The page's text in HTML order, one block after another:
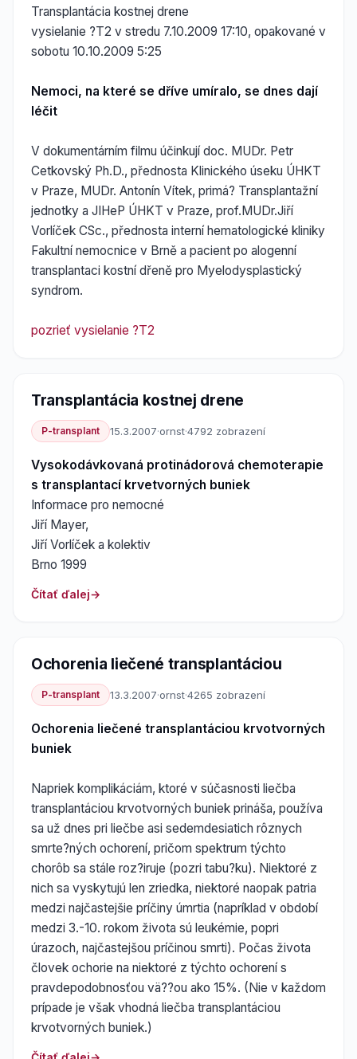
Transplantácia kostnej drene
vysielanie ?T2 v stredu 7.10.2009 17:10, opakované v
sobotu 10.10.2009 5:25
Nemoci, na které se dříve umíralo, se dnes dají
léčit
V dokumentárním filmu účinkují doc. MUDr. Petr
Cetkovský Ph.D., přednosta Klinického úseku ÚHKT
v Praze, MUDr. Antonín Vítek, primá? Transplantažní
jednotky a JIHeP ÚHKT v Praze, prof.MUDr.Jiří
Vorlíček CSc., přednosta interní hematologické kliniky
Fakultní nemocnice v Brně a pacient po alogenní
transplantaci kostní dřeně pro Myelodysplastický
syndrom.
pozrieť vysielanie ?T2
Transplantácia kostnej drene
P-transplant 15.3.2007·ornst·4792 zobrazení
Vysokodávkovaná protinádorová chemoterapie
s transplantací krvetvorných buniek
Informace pro nemocné
Jiří Mayer,
Jiří Vorlíček a kolektiv
Brno 1999
Čítať ďalej
Ochorenia liečené transplantáciou
P-transplant 13.3.2007·ornst·4265 zobrazení
Ochorenia liečené transplantáciou krvotvorných
buniek
Napriek komplikáciám, ktoré v súčasnosti liečba
transplantáciou krvotvorných buniek prináša, používa
sa už dnes pri liečbe asi sedemdesiatich rôznych
smrte?ných ochorení, pričom spektrum týchto
chorôb sa stále roz?iruje (pozri tabu?ku). Niektoré z
nich sa vyskytujú len zriedka, niektoré naopak patria
medzi najčastejšie príčiny úmrtia (napríklad v období
medzi 3.-10. rokom života sú leukémie, popri
úrazoch, najčastejšou príčinou smrti). Počas života
človek ochorie na niektoré z týchto ochorení s
pravdepodobnosťou vä??ou ako 15%. (Nie v každom
prípade je však vhodná liečba transplantáciou
krvotvorných buniek.)